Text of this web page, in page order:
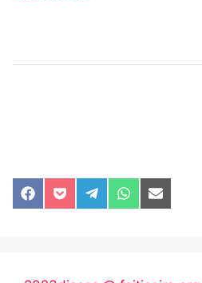
Compartir
en
Compartir
en
Compartir
en
Compartir
en
en